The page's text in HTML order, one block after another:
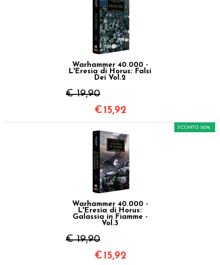
Warhammer 40.000 -
L'Eresia di Horus: Falsi
Dei Vol.2
€ 19,90
€ 15,92
Warhammer 40.000 -
L'Eresia di Horus:
Galassia in Fiamme -
Vol.3
€ 19,90
SCONTO 20%
€ 15,92